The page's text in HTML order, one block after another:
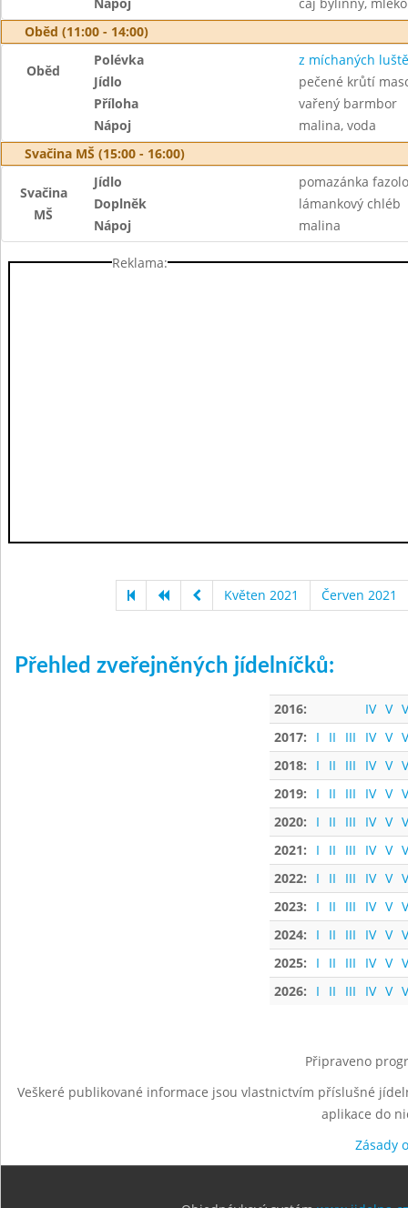
Oběd (11:00 - 14:00)
Oběd
Polévka
z míchaných
Jídlo
pečené krůtí
Příloha
vařený barmbor
Nápoj
malina, voda
Svačina MŠ (15:00 - 16:00)
Svačina
MŠ
Jídlo
pomazánka
Doplněk
lámankový chléb
Nápoj
malina
Reklama:
Květen 2021 Červen 2021
Přehled zveřejněných jídelníčků:
2016: IV V
2017:
I II III IV V
2018:
I II III IV V
2019:
I II III IV V
2020:
I II III IV V
2021:
I II III IV V
2022:
I II III IV V
2023:
I II III IV V
2024:
I II III IV V
2025:
I II III IV V
2026:
I II III IV V
Připraveno
Veškeré publikované informace jsou vlastnictvím příslušné
aplikace do
Zásady